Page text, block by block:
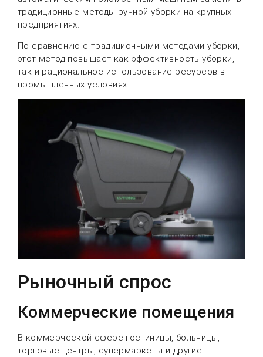
традиционные методы ручной уборки на крупных
предприятиях.
По сравнению с традиционными методами уборки,
этот метод повышает как эффективность уборки,
так и рациональное использование ресурсов в
промышленных условиях.
Рыночный спрос
Коммерческие помещения
В коммерческой сфере гостиницы, больницы,
торговые центры, супермаркеты и другие